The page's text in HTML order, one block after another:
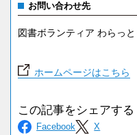
お問い合わせ先
図書ボランティア わらっ
ホームページはこちら